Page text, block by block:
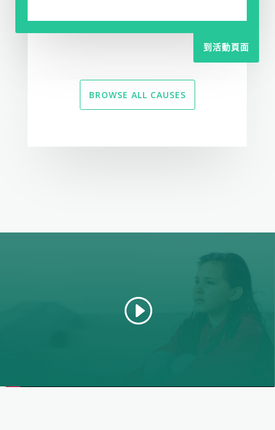
到活動頁面
BROWSE ALL CAUSES